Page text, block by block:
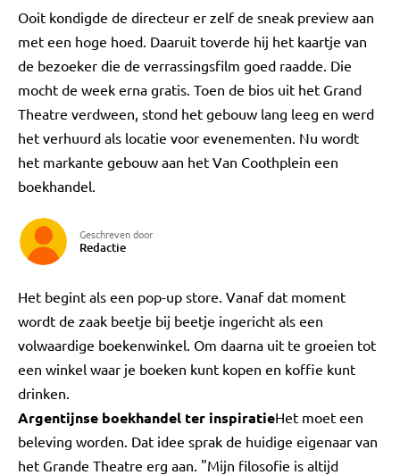
Ooit kondigde de directeur er zelf de sneak preview aan
met een hoge hoed. Daaruit toverde hij het kaartje van
de bezoeker die de verrassingsfilm goed raadde. Die
mocht de week erna gratis. Toen de bios uit het Grand
Theatre verdween, stond het gebouw lang leeg en werd
het verhuurd als locatie voor evenementen. Nu wordt
het markante gebouw aan het Van Coothplein een
boekhandel.
Geschreven door
Redactie
Het begint als een pop-up store. Vanaf dat moment
wordt de zaak beetje bij beetje ingericht als een
volwaardige boekenwinkel. Om daarna uit te groeien tot
een winkel waar je boeken kunt kopen en koffie kunt
drinken.
Argentijnse boekhandel ter inspiratieHet moet een
beleving worden. Dat idee sprak de huidige eigenaar van
het Grande Theatre erg aan. "Mijn filosofie is altijd